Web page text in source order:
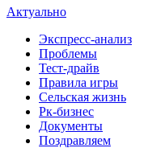
Актуально
Экспресс-анализ
Проблемы
Тест-драйв
Правила игры
Сельская жизнь
Рк-бизнес
Документы
Поздравляем